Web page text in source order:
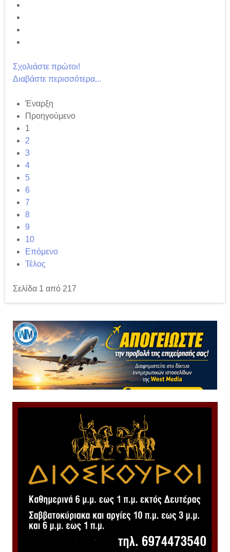
Σχολιάστε πρώτοι!
Διαβάστε περισσότερα...
Έναρξη
Προηγούμενο
1
2
3
4
5
6
7
8
9
10
Επόμενο
Τέλος
Σελίδα 1 από 217